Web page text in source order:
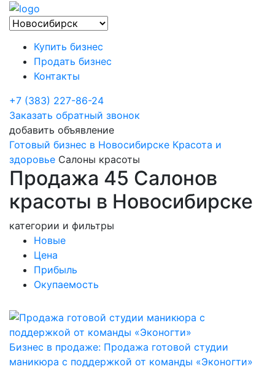
Купить бизнес
Продать бизнес
Контакты
+7 (383) 227-86-24
Заказать обратный звонок
добавить объявление
Готовый бизнес в Новосибирске Красота и
здоровье Салоны красоты
Продажа 45 Салонов
красоты в Новосибирске
категории и фильтры
Новые
Цена
Прибыль
Окупаемость
Бизнес в продаже: Продажа готовой студии
маникюра с поддержкой от команды «Эконогти»